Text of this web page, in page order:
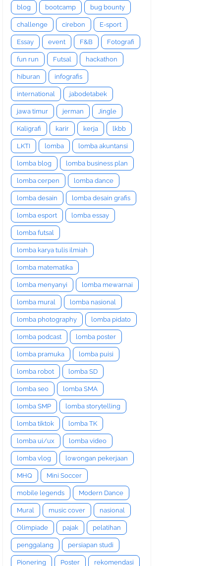
blog bootcamp bug bounty
challenge cirebon E-sport
Essay event F&B Fotografi
fun run Futsal hackathon
hiburan infografis
international jabodetabek
jawa timur jerman Jingle
Kaligrafi karir kerja lkbb
LKTI lomba lomba akuntansi
lomba blog lomba business plan
lomba cerpen lomba dance
lomba desain lomba desain grafis
lomba esport lomba essay
lomba futsal
lomba karya tulis ilmiah
lomba matematika
lomba menyanyi lomba mewarnai
lomba mural lomba nasional
lomba photography lomba pidato
lomba podcast lomba poster
lomba pramuka lomba puisi
lomba robot lomba SD
lomba seo lomba SMA
lomba SMP lomba storytelling
lomba tiktok lomba TK
lomba ui/ux lomba video
lomba vlog lowongan pekerjaan
MHQ Mini Soccer
mobile legends Modern Dance
Mural music cover nasional
Olimpiade pajak pelatihan
penggalang persiapan studi
Pionering Poster rekomendasi